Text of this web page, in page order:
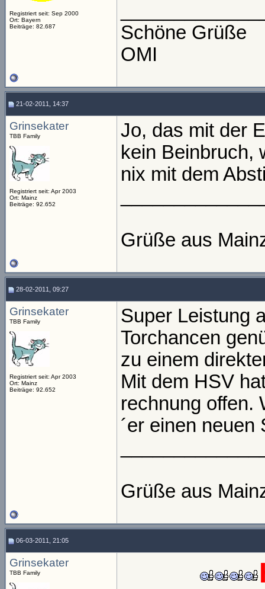
Registriert seit: Sep 2000
Ort: Bayern
Beiträge: 82.687
Schöne Grüße
OMI
21-02-2011, 14:37
Grinsekater
TBB Family
Registriert seit: Apr 2003
Ort: Mainz
Beiträge: 92.652
Jo, das mit der
kein Beinbruch,
nix mit dem
Grüße aus
28-02-2011, 09:27
Grinsekater
TBB Family
Registriert seit: Apr 2003
Ort: Mainz
Beiträge: 92.652
Super Leistung
Torchancen
zu einem
Mit dem HSV
rechnung offen.
´er einen
Grüße aus
06-03-2011, 21:05
Grinsekater
TBB Family